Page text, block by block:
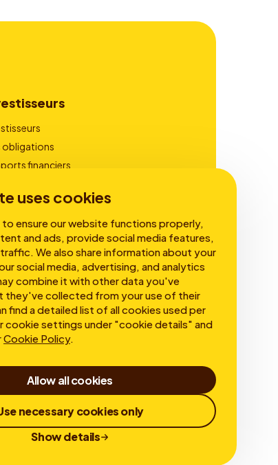
uses cookies
to ensure our website functions properly,
and ads, provide social media features,
We also share information about your
social media, advertising, and analytics
combine it with other data you've
they've collected from your use of their
find a detailed list of all cookies used per
cookie settings under "cookie details" and
Cookie Policy.
Allow all cookies
necessary cookies only
Show details
obligations
financiers